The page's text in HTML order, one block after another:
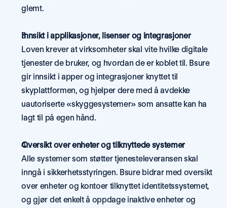
glemt.
Innsikt i applikasjoner, lisenser og integrasjoner
Loven krever at virksomheter skal vite hvilke digitale
tjenester de bruker, og hvordan de er koblet til. Bsure
gir innsikt i apper og integrasjoner knyttet til
skyplattformen, og hjelper dere med å avdekke
uautoriserte «skyggesystemer» som ansatte kan ha
lagt til på egen hånd.
Oversikt over enheter og tilknyttede systemer
Alle systemer som støtter tjenesteleveransen skal
inngå i sikkerhetsstyringen. Bsure bidrar med oversikt
over enheter og kontoer tilknyttet identitetssystemet,
og gjør det enkelt å oppdage inaktive enheter og